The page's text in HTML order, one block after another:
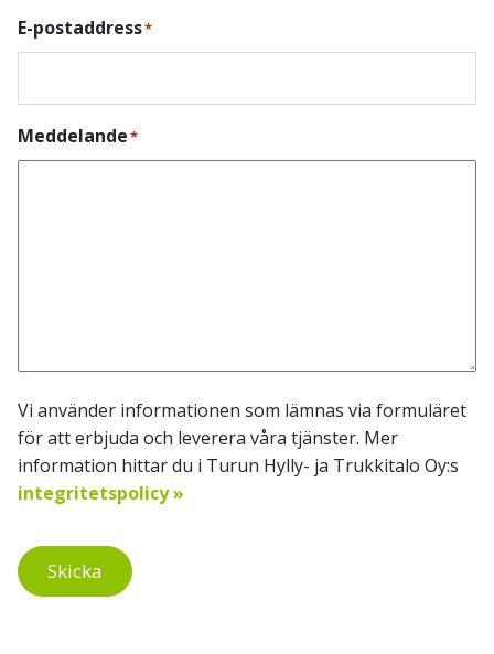
E-postaddress*
Meddelande*
Vi använder informationen som lämnas via formuläret
för att erbjuda och leverera våra tjänster. Mer
information hittar du i Turun Hylly- ja Trukkitalo Oy:s
integritetspolicy »
Skicka